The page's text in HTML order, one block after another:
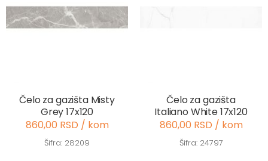
Čelo za gazišta Misty
Grey 17x120
860,00 RSD / kom
Šifra: 28209
Čelo za gazišta
Italiano White 17x120
860,00 RSD / kom
Šifra: 24797